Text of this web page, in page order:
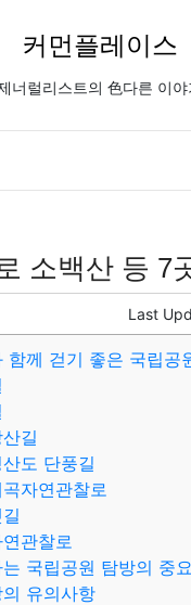
커먼플레이스
너럴리스트의 色다른 이야
소백산 등 7
Last
함께 걷기 좋은 국립공
길
도 단풍길
자연관찰로
관찰로
국립공원 탐방의 중
유의사항